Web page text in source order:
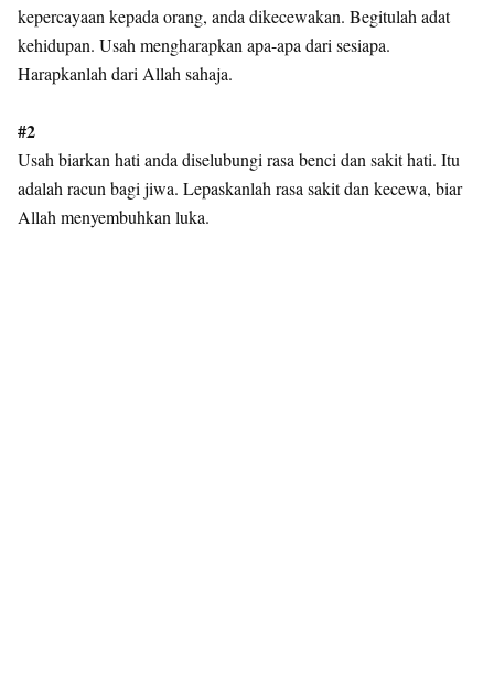
kepercayaan kepada orang, anda dikecewakan. Begitulah adat
kehidupan. Usah mengharapkan apa-apa dari sesiapa.
Harapkanlah dari Allah sahaja.
#2
Usah biarkan hati anda diselubungi rasa benci dan sakit hati. Itu
adalah racun bagi jiwa. Lepaskanlah rasa sakit dan kecewa, biar
Allah menyembuhkan luka.